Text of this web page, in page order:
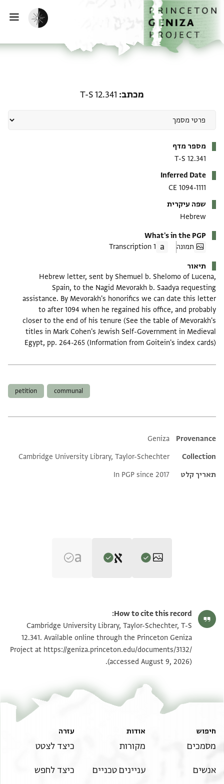
לתוכןהבית
הפעלת מצב כהה
מכתב T-S 12.341
מספר מדף
T-S 12.341
Inferred Date
1094-1111 CE
שפה עיקרית
Hebrew
What's in the PGP
תמונה
1 Transcription
תיאור
Hebrew letter, sent by Shemuel b. Shelomo of Lucena,
Spain, to the Nagid Mevorakh b. Saadya requesting
assistance. By Mevorakh's honorifics we can date this letter
to after 1094 when he regained his office, and probably
closer to the end of his tenure (See the table of Mevorakh's
titles in Mark Cohen's Jewish Self-Government in Medieval
Egypt, pp. 264-265 (Information from Goitein's index cards)
communal
petition
Additional metadata
Provenance
Geniza
Collection
Cambridge University Library, Taylor-Schechter
תאריך קלט
In PGP since 2017
S. D. Goitein's unpublished edition (1950–85).
מגדל עז שם ייי בו ירו{ץ} צדי{ק} ונש{גב} רבות רעו{ת}
צדי{ק} [ומכלם יצילנו ייי
כי תע{בור} במים אתך אני ונה{רות} לא יש{טפוך} כי תלך
במו אש ל[א תכוה
נמצא מחילה האקדמנו באלפי אגלה . כדובי כדינ . . [ . . .
ול . . ל ימי היינו כסל . . . . . . . אכן יהיה כטיפה ממנו
כי הוא מרומם על כל ברכה ותהילה ומה יוכל . . . . . . .
T-S 12.341 1v הגדל וסובב
Verso.
תובל לכגק מרנו ורבנו מבורך
אלוף הבינות סנהדרא רבה
חכם הישיבה נר מערבי
יכון שמו לעולם לפני שמש
יכון שמו בן כגק מרנא ורבנא
סעדיה הרופא תנצבה
שמואל הצעיר הנכאה
הנכאב ביר שלמה נע
תנאי היתר שימוש בתצלום
How to cite this record:
Cambridge University Library, Taylor-Schechter, T-S
12.341. Available online through the Princeton Geniza
Project athttps://geniza.princeton.edu/documents/3132/
(accessed August 9, 2026).
חיפוש
מסמכים
אנשים
אודות
מקורות
עניינים טכניים
עזרה
כיצד לצטט
כיצד לחפש